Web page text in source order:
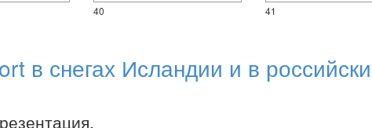
40 41
в снегах Исландии и в